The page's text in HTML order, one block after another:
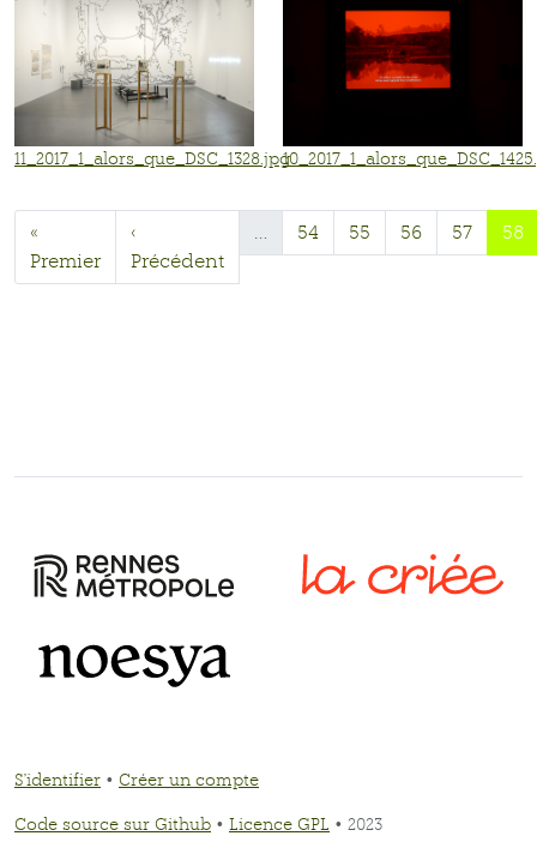
11_2017_1_alors_que_DSC_1328.jpg
«
Premier
‹
Précédent
… 54 55 56 57 58
S'identifier • Créer un compte
Code source sur Github • Licence GPL • 2023